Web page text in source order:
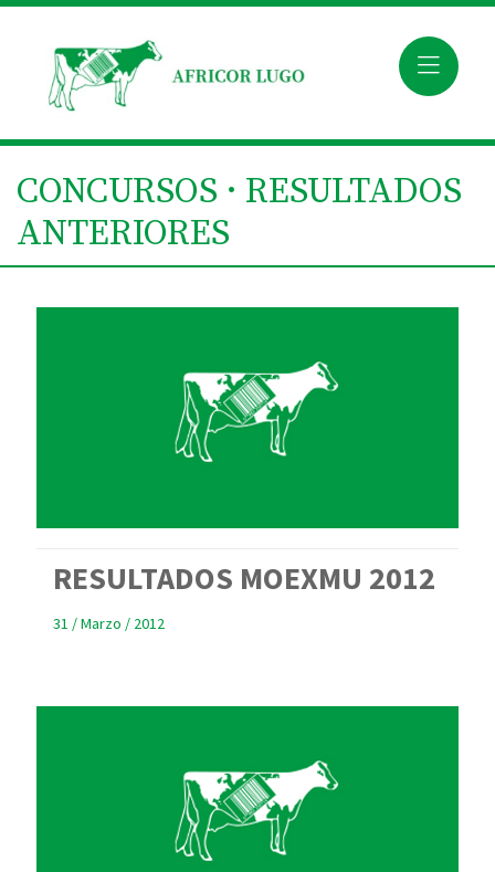
CONCURSOS · RESULTADOS
ANTERIORES
RESULTADOS MOEXMU 2012
31 / Marzo / 2012